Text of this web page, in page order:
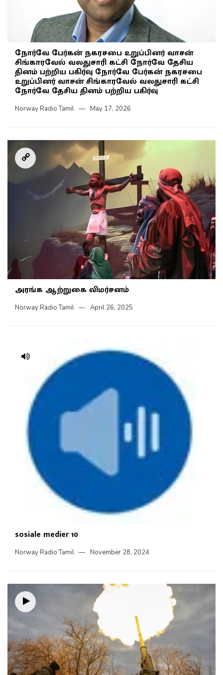
நோர்வே பேர்கன் நகரசபை உறுப்பினர் வாசன்
சிங்காரவேல் வலதுசாரி கட்சி நோர்வே தேசிய
தினம் பற்றிய பகிர்வு நோர்வே பேர்கன் நகரசபை
உறுப்பினர் வாசன் சிங்காரவேல் வலதுசாரி கட்சி
நோர்வே தேசிய தினம் பற்றிய பகிர்வு
Norway Radio Tamil May 17, 2026
அரங்க ஆற்றுகை விமர்சனம்
Norway Radio Tamil April 26, 2025
sosiale medier 10
Norway Radio Tamil November 28, 2024